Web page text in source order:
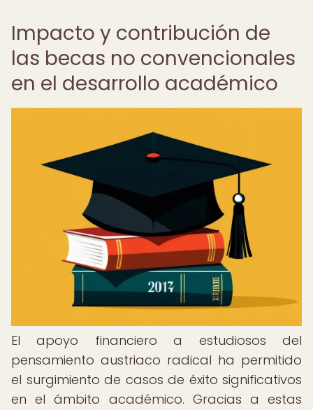
Impacto y contribución de
las becas no convencionales
en el desarrollo académico
El apoyo financiero a estudiosos del
pensamiento austriaco radical ha permitido
el surgimiento de casos de éxito significativos
en el ámbito académico. Gracias a estas